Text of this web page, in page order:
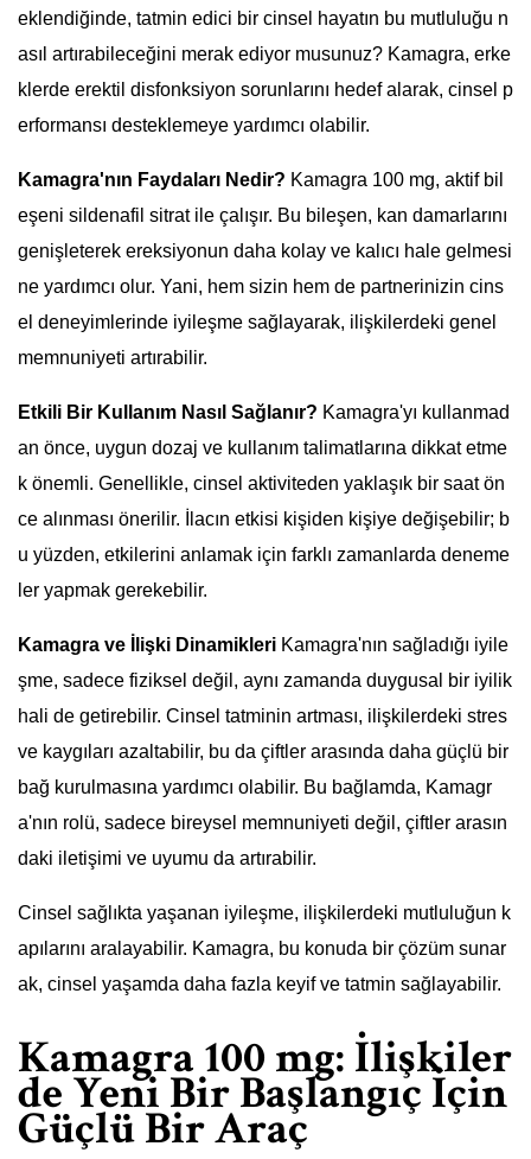
eklendiğinde, tatmin edici bir cinsel hayatın bu mutluluğu n
asıl artırabileceğini merak ediyor musunuz? Kamagra, erke
klerde erektil disfonksiyon sorunlarını hedef alarak, cinsel p
erformansı desteklemeye yardımcı olabilir.
Kamagra'nın Faydaları Nedir? Kamagra 100 mg, aktif bil
eşeni sildenafil sitrat ile çalışır. Bu bileşen, kan damarlarını
genişleterek ereksiyonun daha kolay ve kalıcı hale gelmesi
ne yardımcı olur. Yani, hem sizin hem de partnerinizin cins
el deneyimlerinde iyileşme sağlayarak, ilişkilerdeki genel
memnuniyeti artırabilir.
Etkili Bir Kullanım Nasıl Sağlanır? Kamagra'yı kullanmad
an önce, uygun dozaj ve kullanım talimatlarına dikkat etme
k önemli. Genellikle, cinsel aktiviteden yaklaşık bir saat ön
ce alınması önerilir. İlacın etkisi kişiden kişiye değişebilir; b
u yüzden, etkilerini anlamak için farklı zamanlarda deneme
ler yapmak gerekebilir.
Kamagra ve İlişki Dinamikleri Kamagra'nın sağladığı iyile
şme, sadece fiziksel değil, aynı zamanda duygusal bir iyilik
hali de getirebilir. Cinsel tatminin artması, ilişkilerdeki stres
ve kaygıları azaltabilir, bu da çiftler arasında daha güçlü bir
bağ kurulmasına yardımcı olabilir. Bu bağlamda, Kamagr
a'nın rolü, sadece bireysel memnuniyeti değil, çiftler arasın
daki iletişimi ve uyumu da artırabilir.
Cinsel sağlıkta yaşanan iyileşme, ilişkilerdeki mutluluğun k
apılarını aralayabilir. Kamagra, bu konuda bir çözüm sunar
ak, cinsel yaşamda daha fazla keyif ve tatmin sağlayabilir.
Kamagra 100 mg: İlişkiler
de Yeni Bir Başlangıç İçin
Güçlü Bir Araç